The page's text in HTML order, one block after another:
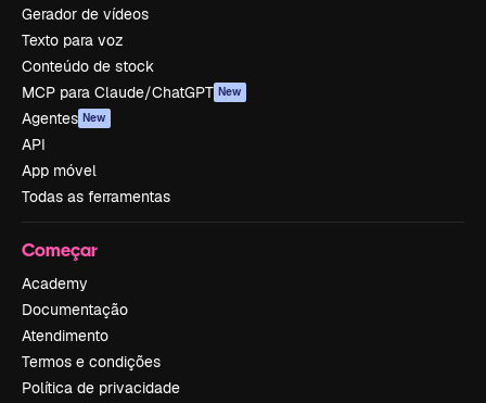
Gerador de vídeos
Texto para voz
Conteúdo de stock
MCP para Claude/ChatGPT New
Agentes New
API
App móvel
Todas as ferramentas
Começar
Academy
Documentação
Atendimento
Termos e condições
Política de privacidade